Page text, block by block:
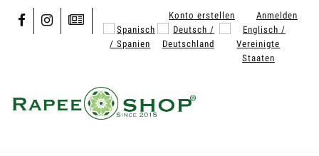
Konto erstellen Anmelden